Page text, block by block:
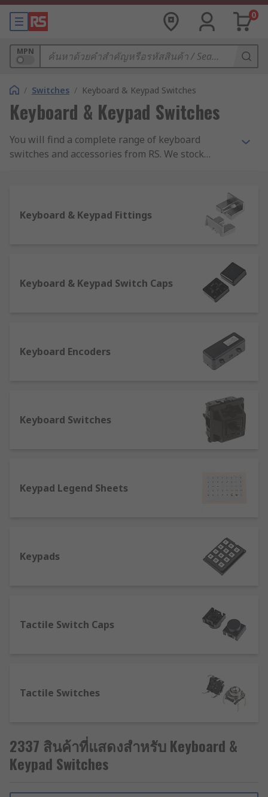
0
MPN
/ Switches / Keyboard & Keypad Switches
Keyboard & Keypad Switches
You will find a complete range of keyboard
switches and accessories from RS. We stock
kits.
Keyboard & Keypad Fittings
Keyboard & Keypad Switch Caps
Keyboard Encoders
Keyboard Switches
Keypad Legend Sheets
Keypads
Tactile Switch Caps
Tactile Switches
2337 สินค้าที่แสดงสำหรับ Keyboard &
Keypad Switches